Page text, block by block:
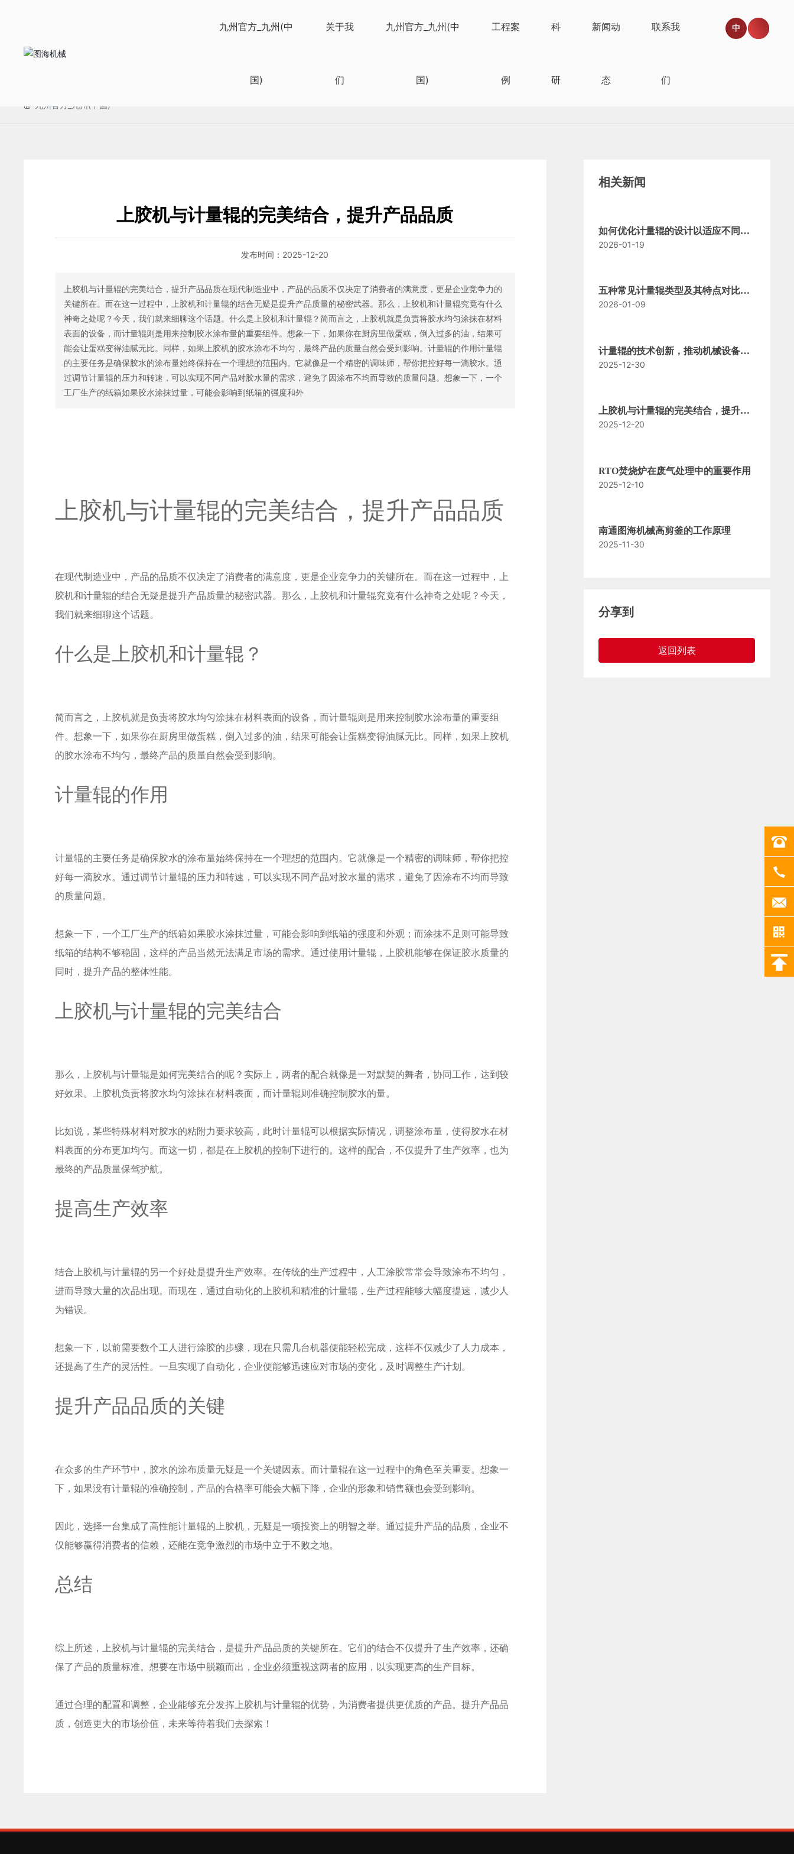
九州官方_九州(中
国)
关于我
们
九州官方_九州(中
国)
工程案
例
科
研
新闻动
态
联系我
们
中
九州官方_九州(中国)
上胶机与计量辊的完美结合，提升产品品质
发布时间： 2025-12-20
上胶机与计量辊的完美结合，提升产品品质在现代制造业中，产品的品质不仅决定了消费者的满意度，更是企业竞争力的
关键所在。而在这一过程中，上胶机和计量辊的结合无疑是提升产品质量的秘密武器。那么，上胶机和计量辊究竟有什么
神奇之处呢？今天，我们就来细聊这个话题。什么是上胶机和计量辊？简而言之，上胶机就是负责将胶水均匀涂抹在材料
表面的设备，而计量辊则是用来控制胶水涂布量的重要组件。想象一下，如果你在厨房里做蛋糕，倒入过多的油，结果可
能会让蛋糕变得油腻无比。同样，如果上胶机的胶水涂布不均匀，最终产品的质量自然会受到影响。计量辊的作用计量辊
的主要任务是确保胶水的涂布量始终保持在一个理想的范围内。它就像是一个精密的调味师，帮你把控好每一滴胶水。通
过调节计量辊的压力和转速，可以实现不同产品对胶水量的需求，避免了因涂布不均而导致的质量问题。想象一下，一个
工厂生产的纸箱如果胶水涂抹过量，可能会影响到纸箱的强度和外
上胶机与计量辊的完美结合，提升产品品质
在现代制造业中，产品的品质不仅决定了消费者的满意度，更是企业竞争力的关键所在。而在这一过程中，上
胶机和计量辊的结合无疑是提升产品质量的秘密武器。那么，上胶机和计量辊究竟有什么神奇之处呢？今天，
我们就来细聊这个话题。
什么是上胶机和计量辊？
简而言之，上胶机就是负责将胶水均匀涂抹在材料表面的设备，而计量辊则是用来控制胶水涂布量的重要组
件。想象一下，如果你在厨房里做蛋糕，倒入过多的油，结果可能会让蛋糕变得油腻无比。同样，如果上胶机
的胶水涂布不均匀，最终产品的质量自然会受到影响。
计量辊的作用
计量辊的主要任务是确保胶水的涂布量始终保持在一个理想的范围内。它就像是一个精密的调味师，帮你把控
好每一滴胶水。通过调节计量辊的压力和转速，可以实现不同产品对胶水量的需求，避免了因涂布不均而导致
的质量问题。
想象一下，一个工厂生产的纸箱如果胶水涂抹过量，可能会影响到纸箱的强度和外观；而涂抹不足则可能导致
纸箱的结构不够稳固，这样的产品当然无法满足市场的需求。通过使用计量辊，上胶机能够在保证胶水质量的
同时，提升产品的整体性能。
上胶机与计量辊的完美结合
那么，上胶机与计量辊是如何完美结合的呢？实际上，两者的配合就像是一对默契的舞者，协同工作，达到较
好效果。上胶机负责将胶水均匀涂抹在材料表面，而计量辊则准确控制胶水的量。
比如说，某些特殊材料对胶水的粘附力要求较高，此时计量辊可以根据实际情况，调整涂布量，使得胶水在材
料表面的分布更加均匀。而这一切，都是在上胶机的控制下进行的。这样的配合，不仅提升了生产效率，也为
最终的产品质量保驾护航。
提高生产效率
结合上胶机与计量辊的另一个好处是提升生产效率。在传统的生产过程中，人工涂胶常常会导致涂布不均匀，
进而导致大量的次品出现。而现在，通过自动化的上胶机和精准的计量辊，生产过程能够大幅度提速，减少人
为错误。
想象一下，以前需要数个工人进行涂胶的步骤，现在只需几台机器便能轻松完成，这样不仅减少了人力成本，
还提高了生产的灵活性。一旦实现了自动化，企业便能够迅速应对市场的变化，及时调整生产计划。
提升产品品质的关键
在众多的生产环节中，胶水的涂布质量无疑是一个关键因素。而计量辊在这一过程中的角色至关重要。想象一
下，如果没有计量辊的准确控制，产品的合格率可能会大幅下降，企业的形象和销售额也会受到影响。
因此，选择一台集成了高性能计量辊的上胶机，无疑是一项投资上的明智之举。通过提升产品的品质，企业不
仅能够赢得消费者的信赖，还能在竞争激烈的市场中立于不败之地。
总结
综上所述，上胶机与计量辊的完美结合，是提升产品品质的关键所在。它们的结合不仅提升了生产效率，还确
保了产品的质量标准。想要在市场中脱颖而出，企业必须重视这两者的应用，以实现更高的生产目标。
通过合理的配置和调整，企业能够充分发挥上胶机与计量辊的优势，为消费者提供更优质的产品。提升产品品
质，创造更大的市场价值，未来等待着我们去探索！
相关新闻
如何优化计量辊的设计以适应不同生
产需求
2026-01-19
五种常见计量辊类型及其特点对比分
析
2026-01-09
计量辊的技术创新，推动机械设备现
代化
2025-12-30
上胶机与计量辊的完美结合，提升产
品品质
2025-12-20
RTO焚烧炉在废气处理中的重要作用
2025-12-10
南通图海机械高剪釜的工作原理
2025-11-30
分享到
返回列表